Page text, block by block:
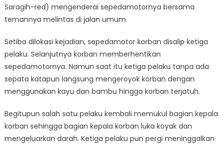
Saragih-red) mengenderai sepedamotornya bersama
temannya melintas di jalan umum.
Setiba dilokasi kejadian, sepedamotor korban disalip ketiga
pelaku. Selanjutnya korban memberhentikan
sepedamotornya. Namun saat itu ketiga pelaku tanpa ada
sepata katapun langsung mengeroyok korban dengan
menggunakan kayu dan bambu hingga korban terjatuh.
Begitupun salah satu pelaku kembali memukul bagian kepala
korban sehingga bagian kepala korban luka koyak dan
mengeluarkan darah. Ketiga pelaku pun pergi meninggalkan